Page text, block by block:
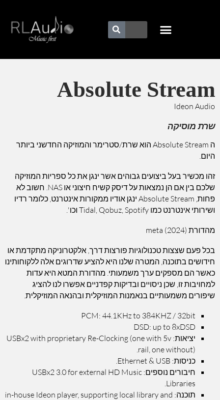
Absolute Stream
Ideon Audio
שרת מוסיקה
ה Absolute Stream הוא שרת/סטרימר והמוזיקה החדשני ביותר
היום.
זהו מכשיר בעל ביצועים גבוהים אשר ינגן את כל ספריות המוזיקה
שלכם בין אם הן נמצאות על דיסק קשיח חיצוני או NAS. חשוב לא
פחות, Absolute Stream ינגן אודיו ממקורות אינטרנט, כלומר רדיו
ושירותי אינטרנט כמו Tidal, Qobuz, Spotify וכו'.
מהדורת (2024) meta
בכל פעם שצצות טכנולוגיות פורצות דרך, אלקטרוניקה מתקדמת או
חידושים בתוכנה, המטרה שלנו היא להציע שדרוגים אלה ללקוחותינו
כאשר הם מספקים ערך משמעותי. מהדורת המטא היא עדות
למחויבות זו, שכן ניסויים ובדיקות קפדניים אפשרו לנו להציג
שיפורים משמעותיים בנאמנות המוזיקלית ובהנאה המוזיקלית.
PCM: 44.1KHz to 384KHZ / 32bit
DSD: up to 8xDSD
יציאות: USBx2 with proprietary Re-Clocking (one with 5v
rail, one without).
כניסות: Ethernet & USB.
חיבורים נוספים: USBx2 3.0 for external HD Music
Libraries.
תוכנה: in-house Ideon player, supporting local library and